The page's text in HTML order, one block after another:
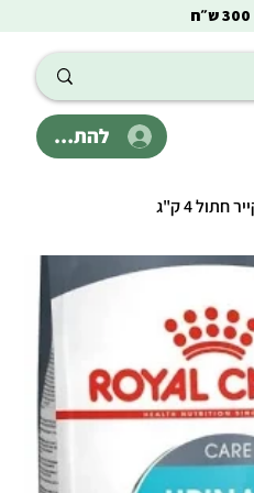
להתחבר
300 ש״ח